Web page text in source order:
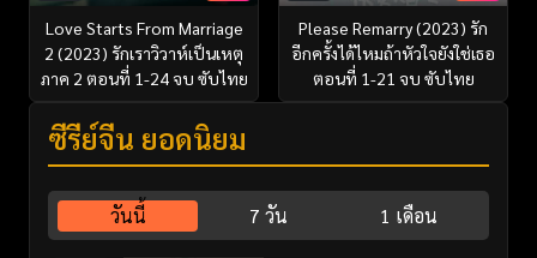
Love Starts From Marriage
2 (2023) รักเราวิวาห์เป็นเหตุ
ภาค 2 ตอนที่ 1-24 จบ ซับไทย
Please Remarry (2023) รัก
อีกครั้งได้ไหมถ้าหัวใจยังใช่เธอ
ตอนที่ 1-21 จบ ซับไทย
ซีรี่ย์จีน ยอดนิยม
วันนี้ 7 วัน 1 เดือน